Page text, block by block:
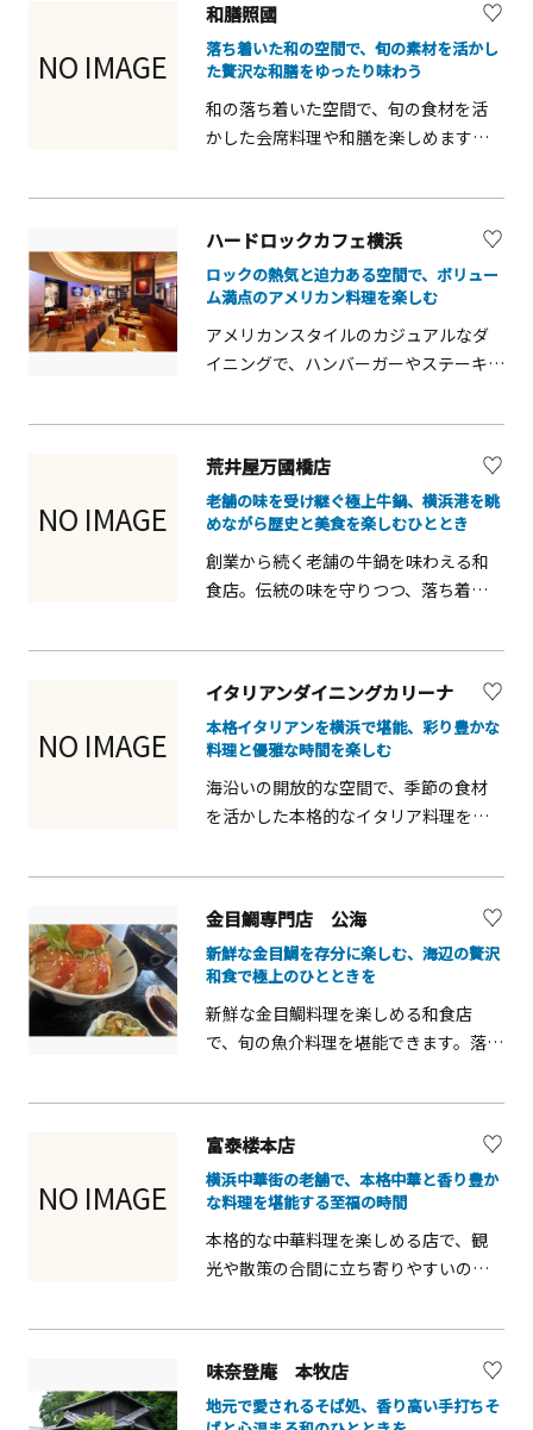
力。待ち合わせや休憩にも利用しやす
く、窓の外に広がる自然の景色が旅の
疲れを癒してくれます。滞在中のひと
ときを、上質で穏やかな時間にしてく
れる空間です。
NO IMAGE
和膳照國
落ち着いた和の空間で、旬の素材を活かし
た贅沢な和膳をゆったり味わう
和の落ち着いた空間で、旬の食材を活
かした会席料理や和膳を楽しめます。
しの心で心和む和の空間で非日常の時
幅広く対応しているのも魅力です。
ハードロックカフェ横浜
ロックの熱気と迫力ある空間で、ボリュー
ム満点のアメリカン料理を楽しむ
アメリカンスタイルのカジュアルなダ
イニングで、ハンバーガーやステーキ、
ピングの合間に立ち寄りやすく、家族
す。音楽や独自の雰囲気を楽しみなが
ら食事ができ、港町横浜ならではの賑
わいを感じられるスポットです。
NO IMAGE
荒井屋万國橋店
老舗の味を受け継ぐ極上牛鍋、横浜港を眺
めながら歴史と美食を楽しむひととき
創業から続く老舗の牛鍋を味わえる和
食店。伝統の味を守りつつ、落ち着い
ら、ゆったりと食事を楽しめます。
NO IMAGE
イタリアンダイニングカリーナ
本格イタリアンを横浜で堪能、彩り豊かな
料理と優雅な時間を楽しむ
海沿いの開放的な空間で、季節の食材
を活かした本格的なイタリア料理を楽
タイムにも立ち寄りやすく、家族連れ
最適です。彩り豊かな料理や見た目も
華やかなデザートは写真映えも良く、
海風を感じながらゆったりとした時間
を過ごせます。
金目鯛専門店 公海
新鮮な金目鯛を存分に楽しむ、海辺の贅沢
和食で極上のひとときを
新鮮な金目鯛料理を楽しめる和食店
で、旬の魚介料理を堪能できます。落ち
を感じながら贅沢なひとときを過ごせ
NO IMAGE
富泰楼本店
横浜中華街の老舗で、本格中華と香り豊か
な料理を堪能する至福の時間
本格的な中華料理を楽しめる店で、観
光や散策の合間に立ち寄りやすいのが
にも人気で、ランチやディナーに幅広
は味も見た目も華やかで、港町横浜の
賑わいを感じながら特別な食事時間を
味奈登庵 本牧店
地元で愛されるそば処、香り高い手打ちそ